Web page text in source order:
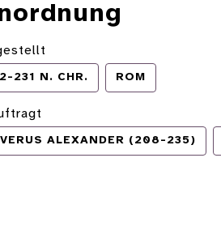
231 N. CHR. ROM
ALEXANDER (208-235)